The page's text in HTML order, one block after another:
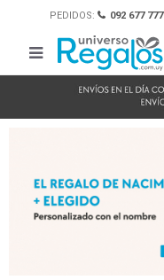
PEDIDOS: 092 677 777
